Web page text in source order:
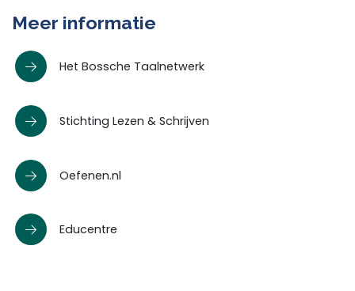
Meer informatie
Het Bossche Taalnetwerk
Stichting Lezen & Schrijven
Oefenen.nl
Educentre